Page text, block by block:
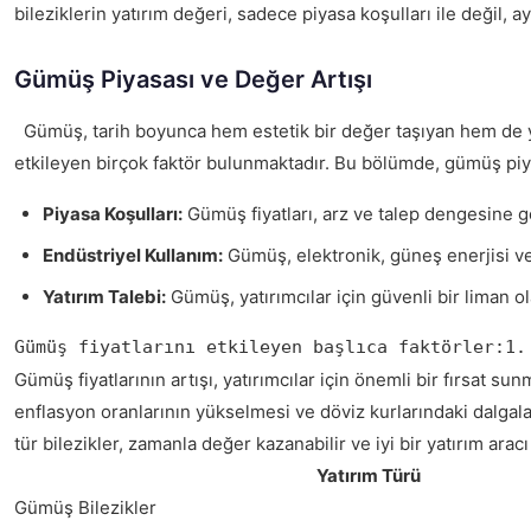
bileziklerin yatırım değeri, sadece piyasa koşulları ile değil,
Gümüş Piyasası ve Değer Artışı
Gümüş, tarih boyunca hem estetik bir değer taşıyan hem de
etkileyen birçok faktör bulunmaktadır. Bu bölümde, gümüş
Piyasa Koşulları: Gümüş fiyatları, arz ve talep
Endüstriyel Kullanım: Gümüş, elektronik, güneş enerjisi
Yatırım Talebi: Gümüş, yatırımcılar için güvenli bir liman
Gümüş fiyatlarını etkileyen başlıca
Gümüş fiyatlarının artışı, yatırımcılar için önemli bir fırsat
enflasyon oranlarının yükselmesi ve döviz kurlarındaki
tür bilezikler, zamanla değer kazanabilir ve iyi bir yatırım
Yatırım Türü
Gümüş Bilezikler